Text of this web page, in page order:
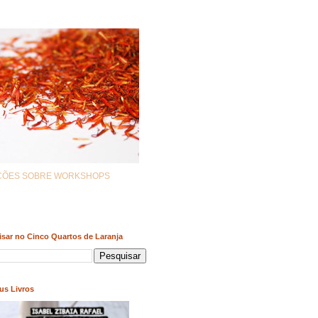
SOBRE WORKSHOPS
no Cinco Quartos de Laranja
Livros